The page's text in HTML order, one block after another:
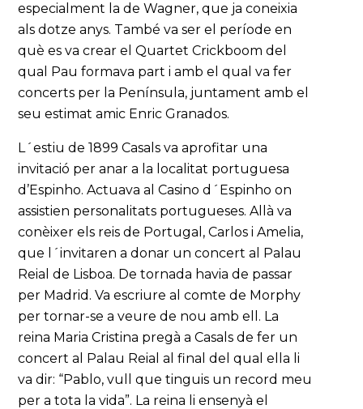
especialment la de Wagner, que ja coneixia
als dotze anys. També va ser el període en
què es va crear el Quartet Crickboom del
qual Pau formava part i amb el qual va fer
concerts per la Península, juntament amb el
seu estimat amic Enric Granados.
L´estiu de 1899 Casals va aprofitar una
invitació per anar a la localitat portuguesa
d’Espinho. Actuava al Casino d´Espinho on
assistien personalitats portugueses. Allà va
conèixer els reis de Portugal, Carlos i Amelia,
que l´invitaren a donar un concert al Palau
Reial de Lisboa. De tornada havia de passar
per Madrid. Va escriure al comte de Morphy
per tornar-se a veure de nou amb ell. La
reina Maria Cristina pregà a Casals de fer un
concert al Palau Reial al final del qual ella li
va dir: “Pablo, vull que tinguis un record meu
per a tota la vida”. La reina li ensenyà el